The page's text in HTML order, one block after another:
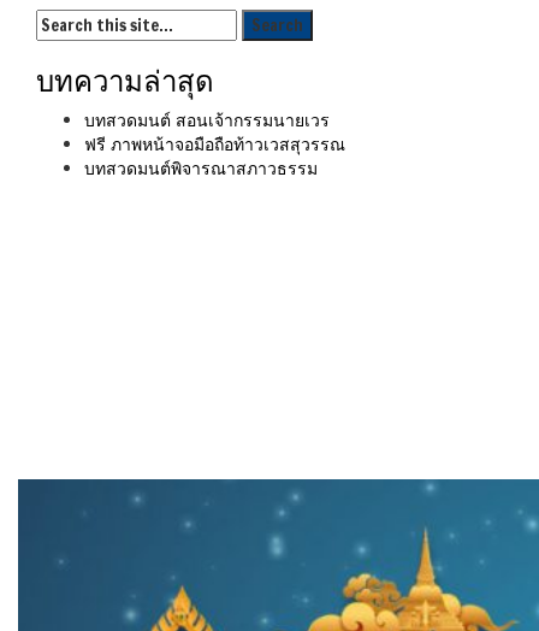
บทความล่าสุด
บทสวดมนต์ สอนเจ้ากรรมนายเวร
ฟรี ภาพหน้าจอมือถือท้าวเวสสุวรรณ
บทสวดมนต์พิจารณาสภาวธรรม